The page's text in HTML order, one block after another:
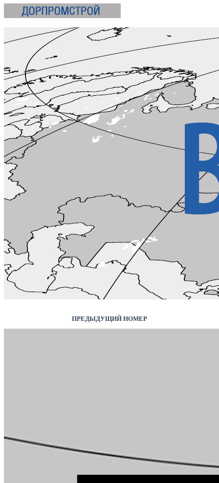
ПРЕДЫДУЩИЙ НОМЕР